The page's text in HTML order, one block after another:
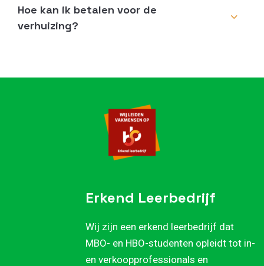
Hoe kan ik betalen voor de
verhuizing?
Erkend Leerbedrijf
Wij zijn een erkend leerbedrijf dat
MBO- en HBO-studenten opleidt tot in-
en verkoopprofessionals en